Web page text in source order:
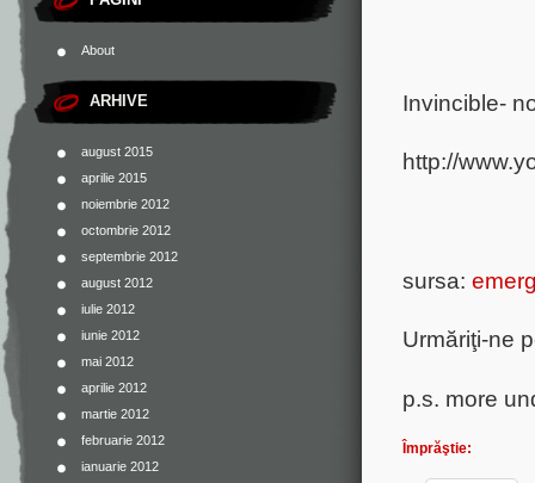
About
ARHIVE
august 2015
aprilie 2015
noiembrie 2012
octombrie 2012
septembrie 2012
august 2012
iulie 2012
iunie 2012
mai 2012
aprilie 2012
martie 2012
februarie 2012
ianuarie 2012
Invincible-
http://
sursa:
Urmăriţi-ne
p.s. more
Împrăştie: